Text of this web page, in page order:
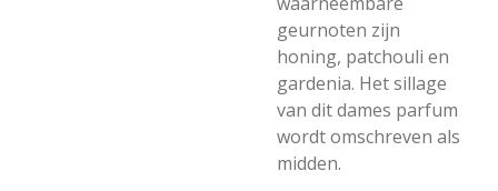
geurnoten zijn
honing, patchouli en
gardenia. Het sillage
van dit dames parfum
wordt omschreven als
midden.